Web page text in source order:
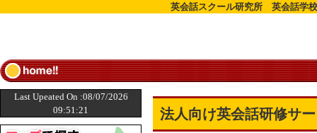
英会話スクール研究所 英会話学
Last Upeated On :08/07/2026
09:51:21
法人向け英会話研修サ